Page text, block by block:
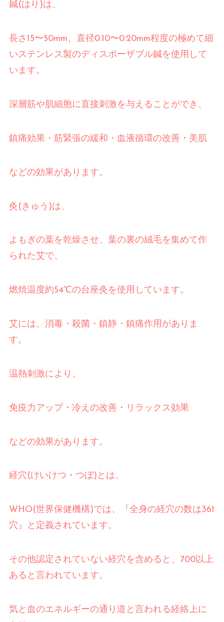
鍼(はり )は、
長さ 15〜50mm、直径0.10〜0.20mm程度の極めて細
いステンレス製のディスポーザブル鍼を使用して
います。
深層筋や肌細胞に直接刺激を与えることができ、
鎮痛効果・筋緊張の緩和・血液循環の改善・美肌
などの効果があります。
灸 ( きゅう )は、
よもぎの葉を乾燥させ、葉の裏の絨毛を集めて作
られた艾で、
燃焼温度約54℃の台座灸を使用しています。
艾には、消毒・殺菌・鎮静・鎮痛作用がありま
す。
温熱刺激により、
免疫力アップ・冷えの改善・リラックス効果
などの効果があります。
経穴(けいけつ・つぼ) とは、
WHO(世界保健機構)では、『全身の経穴の数は361
穴』と定義されています。
その他認定されていない経穴を含めると、 700以上
あると言われています。
気と血のエネルギーの通り道と言われる経絡上に